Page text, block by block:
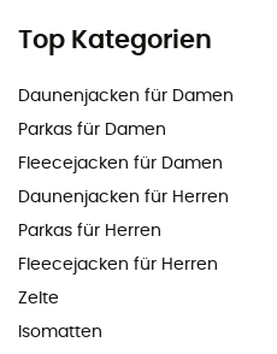
Top Kategorien
Daunenjacken für Damen
Parkas für Damen
Fleecejacken für Damen
Daunenjacken für Herren
Parkas für Herren
Fleecejacken für Herren
Zelte
Isomatten